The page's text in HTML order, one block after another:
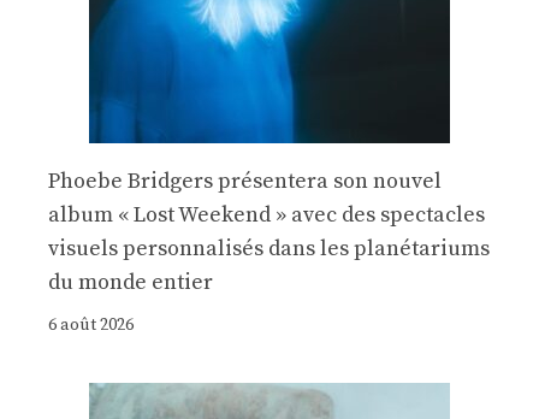
Phoebe Bridgers présentera son nouvel
album « Lost Weekend » avec des spectacles
visuels personnalisés dans les planétariums
du monde entier
6 août 2026